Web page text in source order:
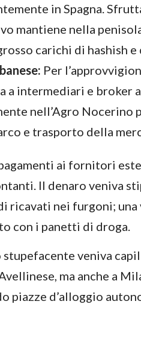
in Spagna.
mantiene nella
carichi di hashish
Per
a intermediari e broker
nell’Agro Nocerino
e trasporto della
ai fornitori
Il denaro veniva
ricavati nei furgoni;
con i panetti di droga.
veniva
ma anche a
piazze d’alloggio